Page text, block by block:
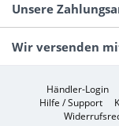
Unsere
Wir versenden
Händler-Login
Hilfe / Support